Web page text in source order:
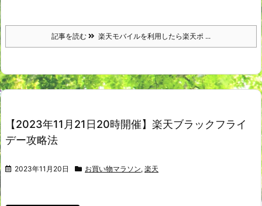
記事を読む 楽天モバイルを利用したら楽天ポ ...
【2023年11月21日20時開催】楽天ブラックフライ
デー攻略法
2023年11月20日 お買い物マラソン, 楽天